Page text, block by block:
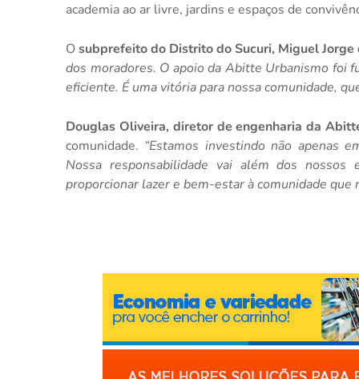
academia ao ar livre, jardins e espaços de
Osubprefeito do Distrito do Sucuri, Miguel Jorge
dos moradores. O apoio da Abitte Urbanismo foi
eficiente. É uma vitória para nossa comunidade,
Douglas Oliveira, diretor de engenharia da
comunidade. “Estamos investindo não apenas
Nossa responsabilidade vai além dos
proporcionar lazer e bem-estar à comunidade que